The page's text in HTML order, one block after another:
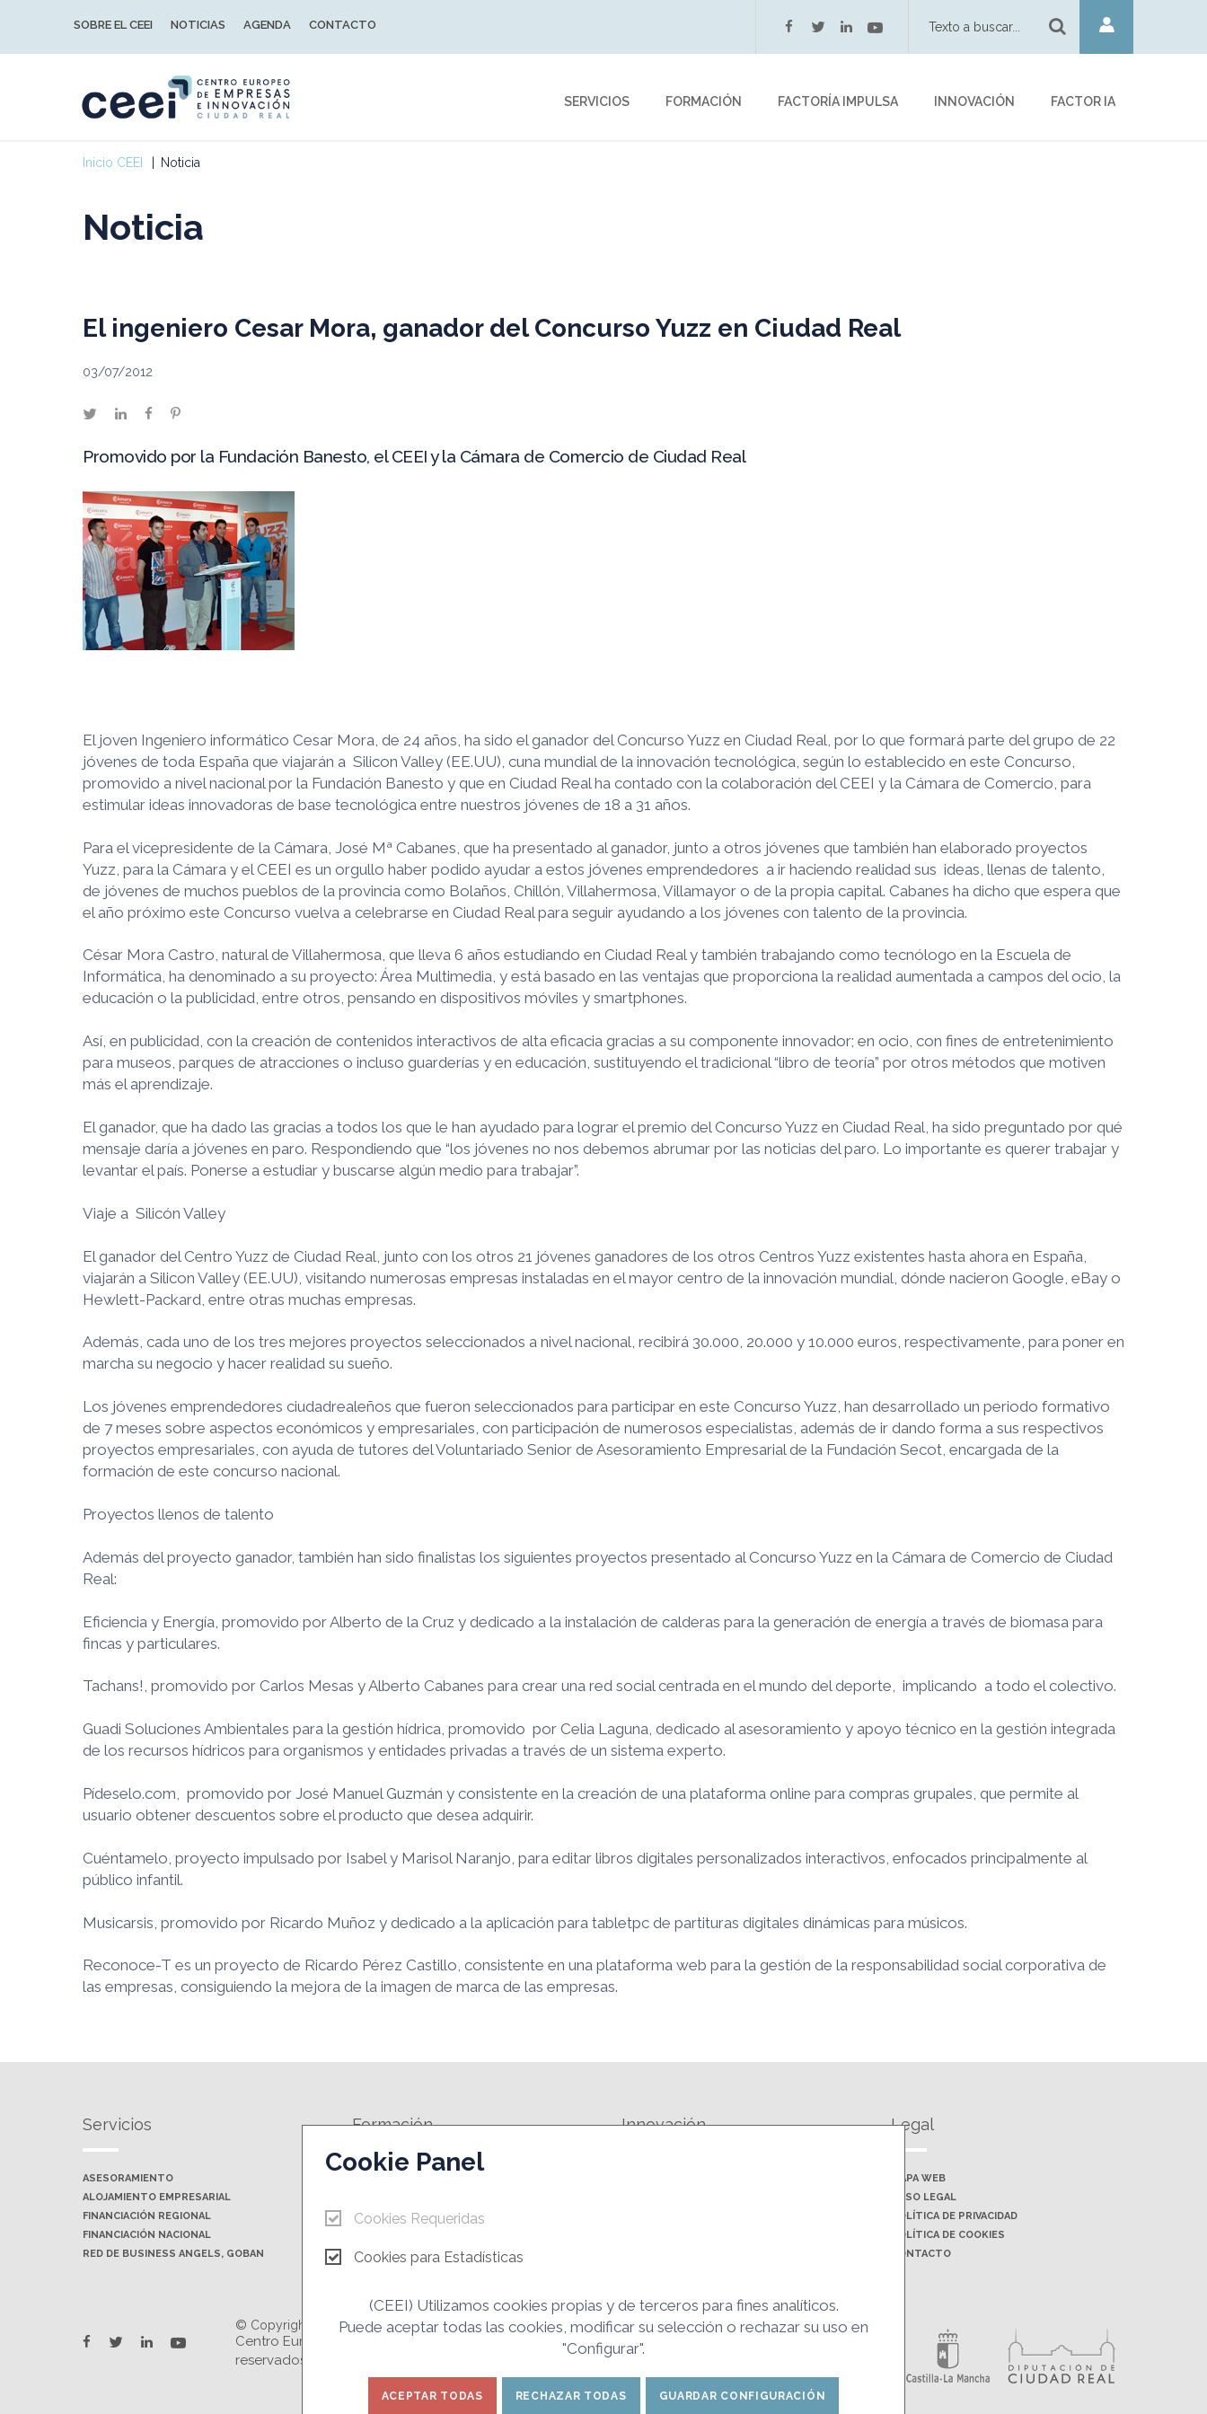
SOBRE EL CEEI NOTICIAS AGENDA CONTACTO facebook
twitterlinkedinyoutube
SERVICIOS FORMACIÓN FACTORÍA IMPULSA INNOVACIÓN FACTOR IA
Inicio CEEI Noticia
Noticia
El ingeniero Cesar Mora, ganador del Concurso Yuzz en Ciudad Real
03/07/2012
twitterlinkedinfacebookpinterest
Promovido por la Fundación Banesto, el CEEI y la Cámara de Comercio de Ciudad Real
El joven Ingeniero informático Cesar Mora, de 24 años, ha sido el ganador del Concurso Yuzz en Ciudad Real, por lo que formará parte del grupo de 22
jóvenes de toda España que viajarán a Silicon Valley (EE.UU), cuna mundial de la innovación tecnológica, según lo establecido en este Concurso,
promovido a nivel nacional por la Fundación Banesto y que en Ciudad Real ha contado con la colaboración del CEEI y la Cámara de Comercio, para
estimular ideas innovadoras de base tecnológica entre nuestros jóvenes de 18 a 31 años.
Para el vicepresidente de la Cámara, José Mª Cabanes, que ha presentado al ganador, junto a otros jóvenes que también han elaborado proyectos
Yuzz, para la Cámara y el CEEI es un orgullo haber podido ayudar a estos jóvenes emprendedores a ir haciendo realidad sus ideas, llenas de talento,
de jóvenes de muchos pueblos de la provincia como Bolaños, Chillón, Villahermosa, Villamayor o de la propia capital. Cabanes ha dicho que espera que
el año próximo este Concurso vuelva a celebrarse en Ciudad Real para seguir ayudando a los jóvenes con talento de la provincia.
César Mora Castro, natural de Villahermosa, que lleva 6 años estudiando en Ciudad Real y también trabajando como tecnólogo en la Escuela de
Informática, ha denominado a su proyecto: Área Multimedia, y está basado en las ventajas que proporciona la realidad aumentada a campos del ocio, la
educación o la publicidad, entre otros, pensando en dispositivos móviles y smartphones.
Así, en publicidad, con la creación de contenidos interactivos de alta eficacia gracias a su componente innovador; en ocio, con fines de entretenimiento
para museos, parques de atracciones o incluso guarderías y en educación, sustituyendo el tradicional “libro de teoría” por otros métodos que motiven
más el aprendizaje.
El ganador, que ha dado las gracias a todos los que le han ayudado para lograr el premio del Concurso Yuzz en Ciudad Real, ha sido preguntado por qué
mensaje daría a jóvenes en paro. Respondiendo que “los jóvenes no nos debemos abrumar por las noticias del paro. Lo importante es querer trabajar y
levantar el país. Ponerse a estudiar y buscarse algún medio para trabajar”.
Viaje a Silicón Valley
El ganador del Centro Yuzz de Ciudad Real, junto con los otros 21 jóvenes ganadores de los otros Centros Yuzz existentes hasta ahora en España,
viajarán a Silicon Valley (EE.UU), visitando numerosas empresas instaladas en el mayor centro de la innovación mundial, dónde nacieron Google, eBay o
Hewlett-Packard, entre otras muchas empresas.
Además, cada uno de los tres mejores proyectos seleccionados a nivel nacional, recibirá 30.000, 20.000 y 10.000 euros, respectivamente, para poner en
marcha su negocio y hacer realidad su sueño.
Los jóvenes emprendedores ciudadrealeños que fueron seleccionados para participar en este Concurso Yuzz, han desarrollado un periodo formativo
de 7 meses sobre aspectos económicos y empresariales, con participación de numerosos especialistas, además de ir dando forma a sus respectivos
proyectos empresariales, con ayuda de tutores del Voluntariado Senior de Asesoramiento Empresarial de la Fundación Secot, encargada de la
formación de este concurso nacional.
Proyectos llenos de talento
Además del proyecto ganador, también han sido finalistas los siguientes proyectos presentado al Concurso Yuzz en la Cámara de Comercio de Ciudad
Real:
Eficiencia y Energía, promovido por Alberto de la Cruz y dedicado a la instalación de calderas para la generación de energía a través de biomasa para
fincas y particulares.
Tachans!, promovido por Carlos Mesas y Alberto Cabanes para crear una red social centrada en el mundo del deporte, implicando a todo el colectivo.
Guadi Soluciones Ambientales para la gestión hídrica, promovido por Celia Laguna, dedicado al asesoramiento y apoyo técnico en la gestión integrada
de los recursos hídricos para organismos y entidades privadas a través de un sistema experto.
Pídeselo.com, promovido por José Manuel Guzmán y consistente en la creación de una plataforma online para compras grupales, que permite al
usuario obtener descuentos sobre el producto que desea adquirir.
Cuéntamelo, proyecto impulsado por Isabel y Marisol Naranjo, para editar libros digitales personalizados interactivos, enfocados principalmente al
público infantil.
Musicarsis, promovido por Ricardo Muñoz y dedicado a la aplicación para tabletpc de partituras digitales dinámicas para músicos.
Reconoce-T es un proyecto de Ricardo Pérez Castillo, consistente en una plataforma web para la gestión de la responsabilidad social corporativa de
las empresas, consiguiendo la mejora de la imagen de marca de las empresas.
Servicios
ASESORAMIENTO
ALOJAMIENTO EMPRESARIAL
FINANCIACIÓN REGIONAL
FINANCIACIÓN NACIONAL
RED DE BUSINESS ANGELS, GOBAN
Formación Innovación Legal
MAPA WEB
AVISO LEGAL
POLÍTICA DE PRIVACIDAD
POLÍTICA DE COOKIES
CONTACTO
facebook
twitterlinkedinyoutube
© Copyright 2026.
Centro Europeo de Empresas e Innovación de Ciudad Real. Todos los derechos
reservados. Prohibida la reproducción total o parcial de los contenidos de esta web.
Financiado por:
Cookie Panel
Cookies Requeridas
Cookies para Estadísticas
(CEEI) Utilizamos cookies propias y de terceros para fines analíticos.
Puede aceptar todas las cookies, modificar su selección o rechazar su uso en
"Configurar".
ACEPTAR TODAS RECHAZAR TODAS GUARDAR CONFIGURACIÓN